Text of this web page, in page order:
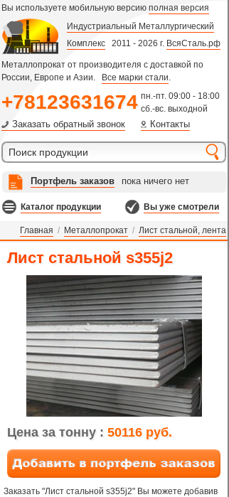
Вы используете мобильную версию полная версия
Индустриальный Металлургический
Комплекс 2011 - 2026 г. ВсяСталь.рф
Металлопрокат от производителя с доставкой по
России, Европе и Азии.
Все марки стали.
+78123631674 пн.-пт. 09:00 - 18:00
сб.-вс. выходной
Заказать обратный звонок Контакты
Портфель заказов пока ничего нет
Каталог продукции Вы уже смотрели
Главная / Металлопрокат / Лист стальной, лента
Лист стальной s355j2
Цена за тонну : 50116 руб.
Заказать "Лист стальной s355j2" Вы можете добавив